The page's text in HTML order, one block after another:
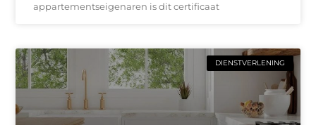
appartementseigenaren is dit certificaat
DIENSTVERLENING